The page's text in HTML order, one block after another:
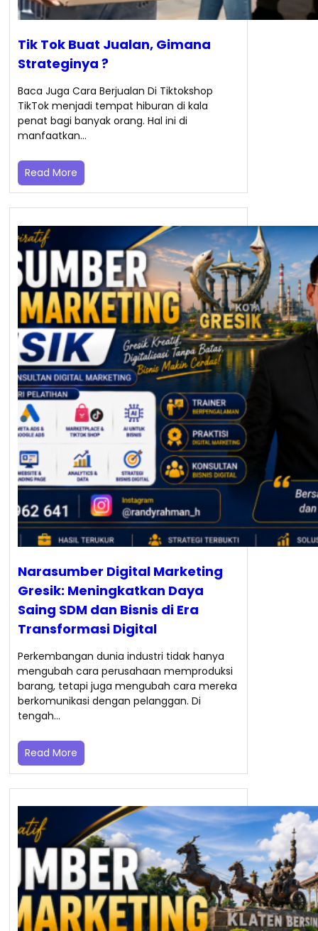
Tik Tok Buat Jualan, Gimana
Strateginya ?
Baca Juga Cara Berjualan Di Tiktokshop
TikTok menjadi tempat hiburan di kala
penat bagi banyak orang. Hal ini di
manfaatkan…
Read More
Narasumber Digital Marketing
Gresik: Meningkatkan Daya
Saing SDM dan Bisnis di Era
Transformasi Digital
Perkembangan dunia industri tidak hanya
mengubah cara perusahaan memproduksi
barang, tetapi juga mengubah cara mereka
berkomunikasi dengan pelanggan. Di
tengah…
Read More